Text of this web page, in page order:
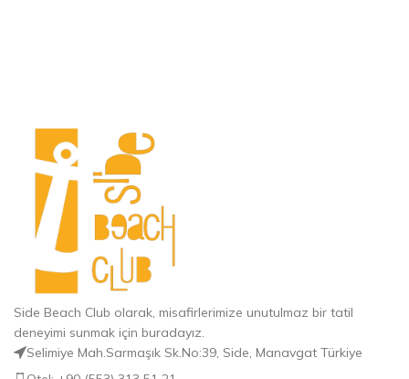
Side Beach Club olarak, misafirlerimize unutulmaz bir tatil
deneyimi sunmak için buradayız.
Selimiye Mah.Sarmaşık Sk.No:39, Side, Manavgat Türkiye